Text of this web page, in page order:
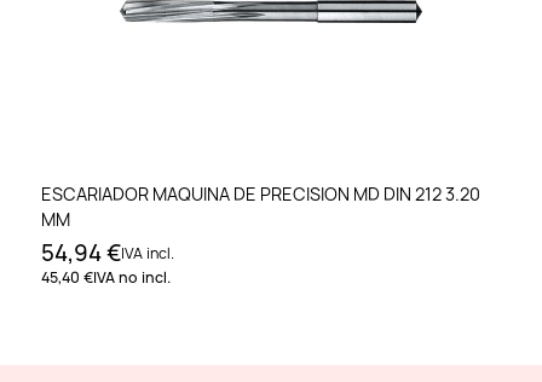
ESCARIADOR MAQUINA DE PRECISION MD DIN 212 3.20
MM
54,94 €IVA incl.
45,40 €IVA no incl.